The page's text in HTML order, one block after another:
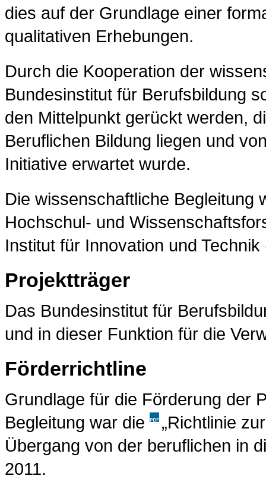
dies auf der Grundlage einer
qualitativen Erhebungen.
Durch die Kooperation der
Bundesinstitut für Berufsbildung
den Mittelpunkt gerückt werden,
Beruflichen Bildung liegen und
Initiative erwartet wurde.
Die wissenschaftliche Begleitung
Hochschul- und
Institut für Innovation und
Projektträger
Das Bundesinstitut für
und in dieser Funktion für die
Förderrichtline
Grundlage für die Förderung der
Begleitung war die
„Richtlinie
Übergang von der beruflichen in
2011.